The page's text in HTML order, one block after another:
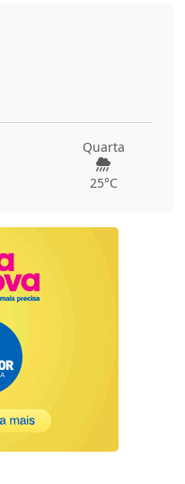
Quarta
25°C